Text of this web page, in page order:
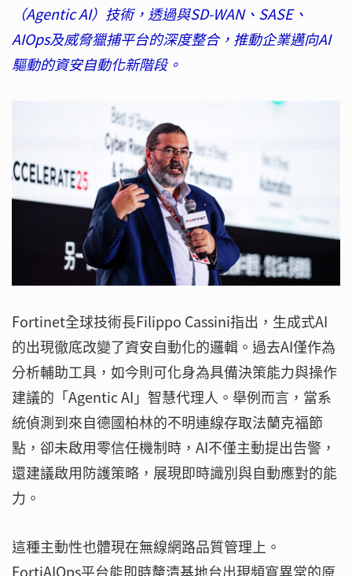
（Agentic AI）技術，透過與SD-WAN、SASE、
AIOps及威脅獵捕平台的深度整合，推動企業邁向AI
驅動的資安自動化新階段。
Fortinet全球技術長Filippo Cassini指出，生成式AI
的出現徹底改變了資安自動化的邏輯。過去AI僅作為
分析輔助工具，如今則可化身為具備決策能力與操作
建議的「Agentic AI」智慧代理人。舉例而言，當系
統偵測到來自德國柏林的不明連線存取法蘭克福節
點，卻未啟用零信任機制時，AI不僅主動提出告警，
還建議啟用防護策略，展現即時識別與自動應對的能
力。
這種主動性也體現在無線網路品質管理上。